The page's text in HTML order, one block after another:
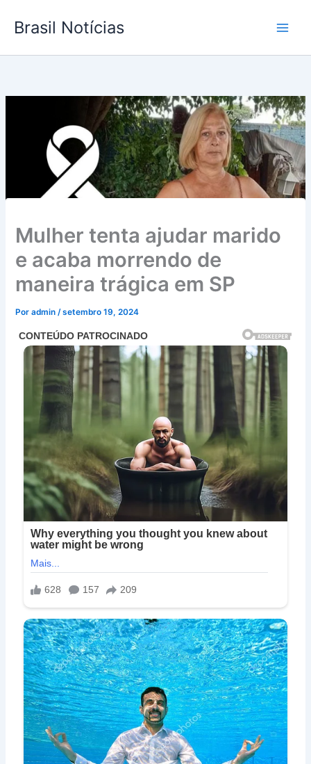
para
conteúdo
Brasil Notícias
Mulher tenta ajudar marido
e acaba morrendo de
maneira trágica em SP
Poradmin/setembro 19, 2024